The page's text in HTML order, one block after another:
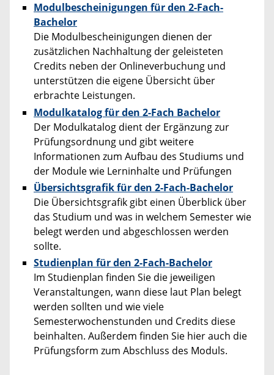
Modulbescheinigungen für den 2-Fach-
Bachelor
Die Modulbescheinigungen dienen der
zusätzlichen Nachhaltung der geleisteten
Credits neben der Onlineverbuchung und
unterstützen die eigene Übersicht über
erbrachte Leistungen.
Modulkatalog für den 2-Fach Bachelor
Der Modulkatalog dient der Ergänzung zur
Prüfungsordnung und gibt weitere
Informationen zum Aufbau des Studiums und
der Module wie Lerninhalte und Prüfungen
Übersichtsgrafik für den 2-Fach-Bachelor
Die Übersichtsgrafik gibt einen Überblick über
das Studium und was in welchem Semester wie
belegt werden und abgeschlossen werden
sollte.
Studienplan für den 2-Fach-Bachelor
Im Studienplan finden Sie die jeweiligen
Veranstaltungen, wann diese laut Plan belegt
werden sollten und wie viele
Semesterwochenstunden und Credits diese
beinhalten. Außerdem finden Sie hier auch die
Prüfungsform zum Abschluss des Moduls.